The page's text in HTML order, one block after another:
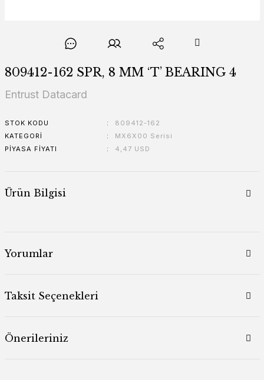
809412-162 SPR, 8 MM ‘T’ BEARING 4
Entrust Datacard
STOK KODU
809412-162
KATEGORI
MX6X00 Serisi
PIYASA FIYATI
4,47 USD
Ürün Bilgisi
Yorumlar
Taksit Seçenekleri
Önerileriniz